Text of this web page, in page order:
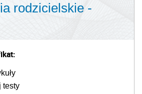
rodzicielskie -
testy